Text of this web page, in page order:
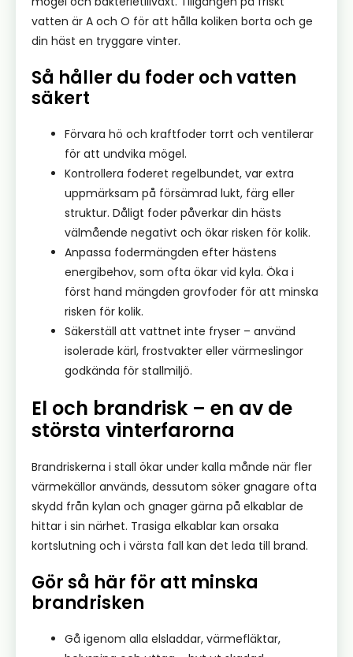
vatten är A och O för att hålla koliken borta och ge
din häst en tryggare vinter.
Så håller du foder och vatten
säkert
Förvara hö och kraftfoder torrt och ventilerar
för att undvika mögel.
Kontrollera foderet regelbundet, var extra
uppmärksam på försämrad lukt, färg eller
struktur. Dåligt foder påverkar din hästs
välmående negativt och ökar risken för kolik.
Anpassa fodermängden efter hästens
energibehov, som ofta ökar vid kyla. Öka i
först hand mängden grovfoder för att minska
risken för kolik.
Säkerställ att vattnet inte fryser – använd
isolerade kärl, frostvakter eller värmeslingor
godkända för stallmiljö.
El och brandrisk – en av de
största vinterfarorna
Brandriskerna i stall ökar under kalla månde när fler
värmekällor används, dessutom söker gnagare ofta
skydd från kylan och gnager gärna på elkablar de
hittar i sin närhet. Trasiga elkablar kan orsaka
kortslutning och i värsta fall kan det leda till brand.
Gör så här för att minska
brandrisken
Gå igenom alla elsladdar, värmefläktar,